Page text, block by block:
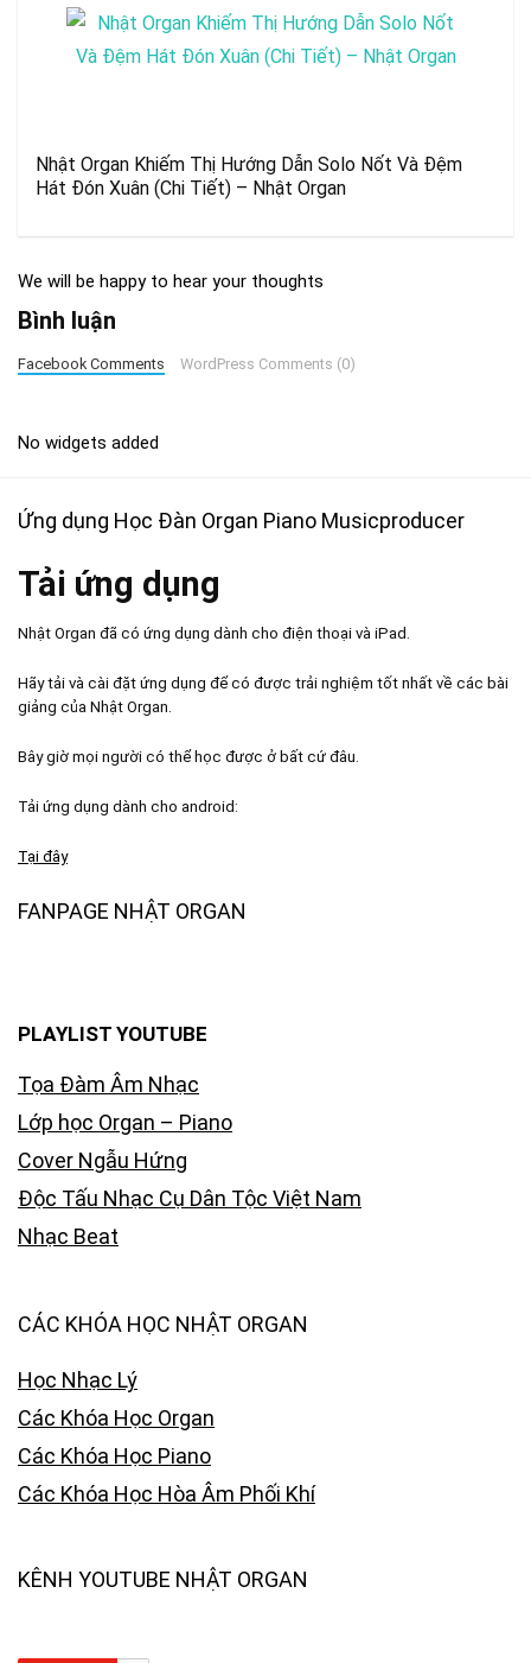
Nhật Organ Khiếm Thị Hướng Dẫn Solo Nốt Và Đệm
Hát Đón Xuân (Chi Tiết) – Nhật Organ
We will be happy to hear your thoughts
Bình luận
Facebook Comments WordPress Comments (0)
No widgets added
Ứng dụng Học Đàn Organ Piano Musicproducer
Tải ứng dụng
Nhật Organ đã có ứng dụng dành cho điện thoại và iPad.
Hãy tải và cài đặt ứng dụng để có được trải nghiệm tốt nhất về các bài
giảng của Nhật Organ.
Bây giờ mọi người có thể học được ở bất cứ đâu.
Tải ứng dụng dành cho android:
Tại đây
FANPAGE NHẬT ORGAN
PLAYLIST YOUTUBE
Tọa Đàm Âm Nhạc
Lớp học Organ – Piano
Cover Ngẫu Hứng
Độc Tấu Nhạc Cụ Dân Tộc Việt Nam
Nhạc Beat
CÁC KHÓA HỌC NHẬT ORGAN
Học Nhạc Lý
Các Khóa Học Organ
Các Khóa Học Piano
Các Khóa Học Hòa Âm Phối Khí
KÊNH YOUTUBE NHẬT ORGAN